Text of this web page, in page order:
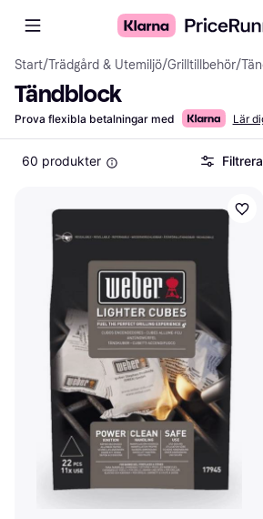
Start/Trädgård & Utemiljö/Grilltillbehör/
Tändblock
Prova flexibla betalningar med Lär
60 produkter Filtrera